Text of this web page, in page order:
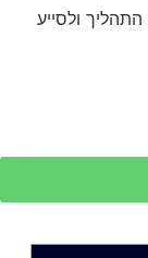
ולסייע